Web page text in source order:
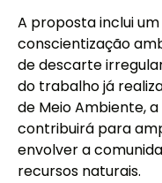
A proposta inclui
conscientização
de descarte
do trabalho já
de Meio Ambiente,
contribuirá para
envolver a
recursos naturais.